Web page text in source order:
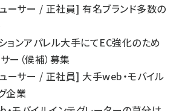
ーサー / 正社員] 有名ブランド多数の
ョンアパレル大手にてEC強化のため
ー（候補）募集
ーサー / 正社員] 大手web・モバイル
企業